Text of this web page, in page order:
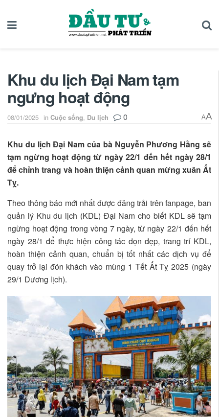
Khu du lịch Đại Nam tạm
ngưng hoạt động
08/01/2025 in Cuộc sống, Du lịch 0 AA
Khu du lịch Đại Nam của bà Nguyễn Phương Hằng sẽ
tạm ngừng hoạt động từ ngày 22/1 đến hết ngày 28/1
để chỉnh trang và hoàn thiện cảnh quan mừng xuân Ất
Tỵ.
Theo thông báo mới nhất được đăng trải trên fanpage, ban
quản lý Khu du lịch (KDL) Đại Nam cho biết KDL sẽ tạm
ngừng hoạt động trong vòng 7 ngày, từ ngày 22/1 đến hết
ngày 28/1 để thực hiện công tác dọn dẹp, trang trí KDL,
hoàn thiện cảnh quan, chuẩn bị tốt nhất các dịch vụ để
quay trở lại đón khách vào mùng 1 Tết Ất Tỵ 2025 (ngày
29/1 Dương lịch).